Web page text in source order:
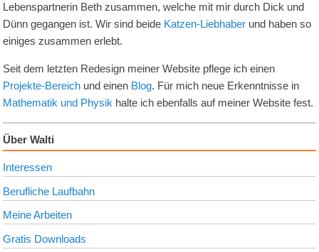
Lebenspartnerin Beth zusammen, welche mit mir durch Dick und
Dünn gegangen ist. Wir sind beide Katzen-Liebhaber und haben so
einiges zusammen erlebt.
Seit dem letzten Redesign meiner Website pflege ich einen
Projekte-Bereich und einen Blog. Für mich neue Erkenntnisse in
Mathematik und Physik halte ich ebenfalls auf meiner Website fest.
Über Walti
Interessen
Berufliche Laufbahn
Meine Arbeiten
Gratis Downloads